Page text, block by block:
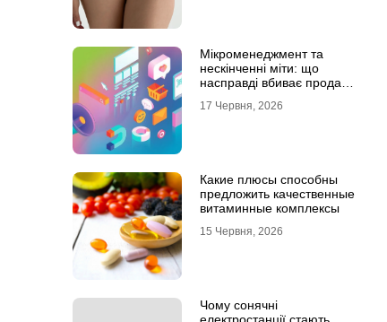
Мікроменеджмент та
нескінченні міти: що
насправді вбиває продажі
17 Червня, 2026
Какие плюсы способны
предложить качественные
витаминные комплексы
15 Червня, 2026
Чому сонячні